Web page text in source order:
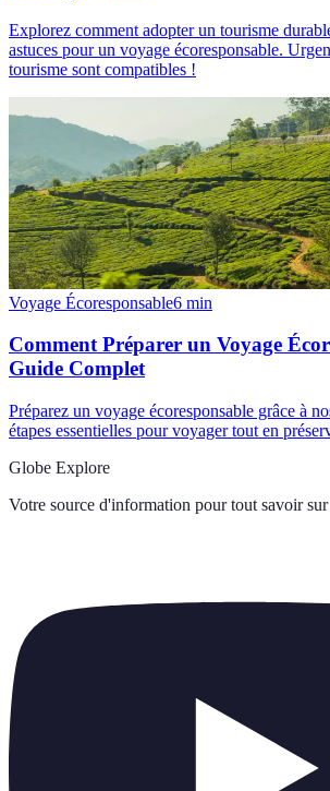
Explorez comment adopter un tourisme
astuces pour un voyage écoresponsable.
tourisme sont compatibles !
Voyage Écoresponsable6 min
Comment Préparer un Voyage
Guide Complet
Préparez un voyage écoresponsable grâce à
étapes essentielles pour voyager tout en
Globe Explore
Votre source d'information pour tout savoir sur